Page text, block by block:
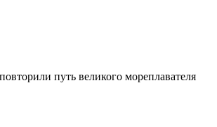
путь великого мореплавателя